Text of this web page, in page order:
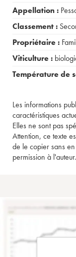
Appellation :
Classement :
Propriétaire :
Viticulture :
Température de
Les informations
caractéristiques
Elles ne sont pas
Attention, ce texte
de le copier sans
permission à l'auteur.